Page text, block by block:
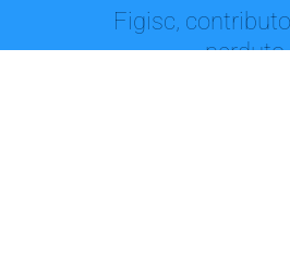
Figisc,
perduto